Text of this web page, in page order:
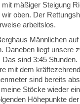
mäßiger Steigung
wir oben. Der
arbeitslos.
Männlichen
Daneben liegt unsere
Das sind 3:45
mit dem
sind bereits
Stöcke wieder
Höhepunkte